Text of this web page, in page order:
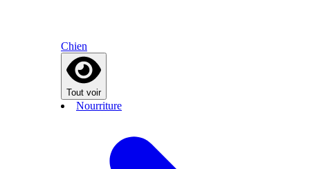
Chien
Tout voir
Nourriture